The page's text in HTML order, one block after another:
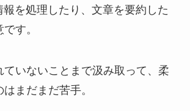
を処理したり、文章を要約した
す。
ていないことまで汲み取って、柔
まだまだ苦手。